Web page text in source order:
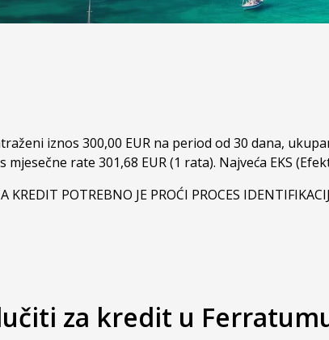
iznos 300,00 EUR na period od 30 dana,
mjesečne rate 301,68 EUR (1 rata). Najveća EKS
KREDIT POTREBNO JE PROĆI PROCES
za kredit u